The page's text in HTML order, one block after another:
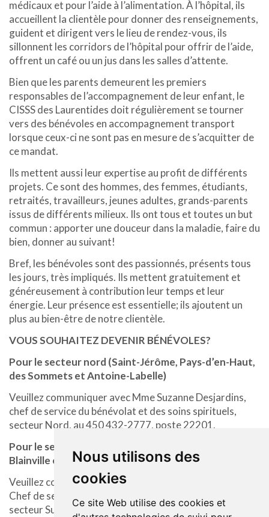
Nous utilisons des
cookies
Ce site Web utilise des cookies et
médicaux et pour l’aide à l’alimentation. À l’hôpital, ils
accueillent la clientèle pour donner des renseignements,
guident et dirigent vers le lieu de rendez-vous, ils
sillonnent les corridors de l’hôpital pour offrir de l’aide,
offrent un café ou un jus dans les salles d’attente.
Bien que les parents demeurent les premiers
responsables de l’accompagnement de leur enfant, le
CISSS des Laurentides doit régulièrement se tourner
vers des bénévoles en accompagnement transport
lorsque ceux-ci ne sont pas en mesure de s’acquitter de
ce mandat.
Ils mettent aussi leur expertise au profit de différents
projets. Ce sont des hommes, des femmes, étudiants,
retraités, travailleurs, jeunes adultes, grands-parents
issus de différents milieux. Ils ont tous et toutes un but
commun : apporter une douceur dans la maladie, faire du
bien, donner au suivant!
Bref, les bénévoles sont des passionnés, présents tous
les jours, très impliqués. Ils mettent gratuitement et
généreusement à contribution leur temps et leur
énergie. Leur présence est essentielle; ils ajoutent un
plus au bien-être de notre clientèle.
VOUS SOUHAITEZ DEVENIR BÉNÉVOLES?
Pour le secteur nord (Saint-Jérôme, Pays-d’en-Haut,
des Sommets et Antoine-Labelle)
Veuillez communiquer avec Mme Suzanne Desjardins,
chef de service du bénévolat et des soins spirituels,
secteur Nord, au 450 432-2777, poste 22201.
Pour le secteur sud (Argenteuil, Thérèse-De
Blainville et Lac-des-Deux-Montagnes)
Veuillez communiquer avec Mme Chantale Ouellette,
Chef de service du bénévolat et des soins spirituels,
secteur Sud, 450 473-6811, poste 42006.